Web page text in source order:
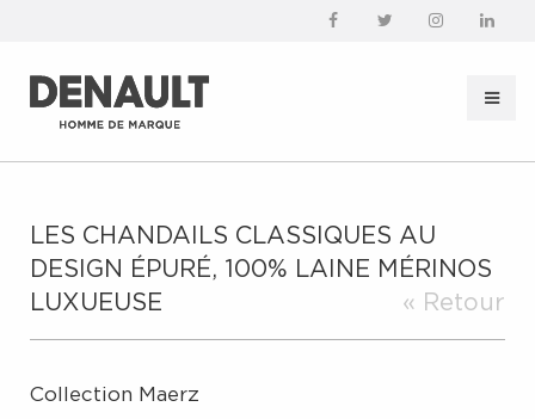
LES CHANDAILS CLASSIQUES AU
DESIGN ÉPURÉ, 100% LAINE MÉRINOS
LUXUEUSE
« Retour
Collection Maerz